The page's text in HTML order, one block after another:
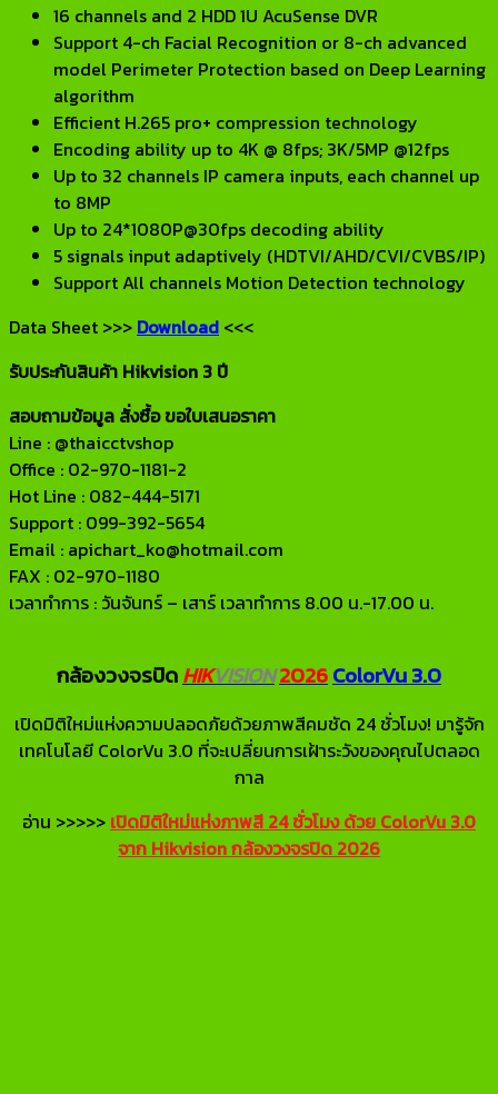
16 channels and 2 HDD 1U AcuSense DVR
Support 4-ch Facial Recognition or 8-ch advanced
model Perimeter Protection based on Deep Learning
algorithm
Efficient H.265 pro+ compression technology
Encoding ability up to 4K @ 8fps; 3K/5MP @12fps
Up to 32 channels IP camera inputs, each channel up
to 8MP
Up to 24*1080P@30fps decoding ability
5 signals input adaptively (HDTVI/AHD/CVI/CVBS/IP)
Support All channels Motion Detection technology
Data Sheet >>> Download <<<
รับประกันสินค้า Hikvision 3 ปี
สอบถามข้อมูล สั่งซื้อ ขอใบเสนอราคา
Line : @thaicctvshop
Office : 02-970-1181-2
Hot Line : 082-444-5171
Support : 099-392-5654
Email : apichart_ko@hotmail.com
FAX : 02-970-1180
เวลาทำการ : วันจันทร์ – เสาร์ เวลาทำการ 8.00 น.-17.00 น.
กล้องวงจรปิดHIKVISION2026ColorVu 3.0
เปิดมิติใหม่แห่งความปลอดภัยด้วยภาพสีคมชัด 24 ชั่วโมง! มารู้จัก
เทคโนโลยี ColorVu 3.0 ที่จะเปลี่ยนการเฝ้าระวังของคุณไปตลอด
กาล
อ่าน >>>>> เปิดมิติใหม่แห่งภาพสี 24 ชั่วโมง ด้วย ColorVu 3.0
จาก Hikvision กล้องวงจรปิด 2026